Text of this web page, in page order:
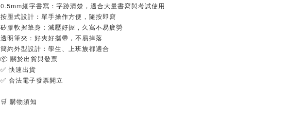
0.5mm細字書寫：字跡清楚，適合大量書寫與考試使用
按壓式設計：單手操作方便，隨按即寫
矽膠軟握筆身：減壓好握，久寫不易疲勞
透明筆夾：好夾好攜帶，不易掉落
簡約外型設計：學生、上班族都適合
📦 關於出貨與發票
✅ 快速出貨
✅ 合法電子發票開立
🛒 購物須知